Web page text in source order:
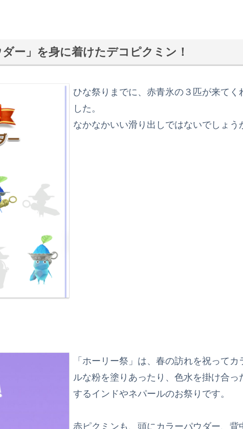
ー」を身に着けたデコピクミン！
ひな祭りまでに、赤青氷の３匹が来てく
した。
なかなかいい滑り出しではないでしょう
「ホーリー祭」は、春の訪れを祝ってカ
ルな粉を塗りあったり、色水を掛け合っ
するインドやネパールのお祭りです。
赤ピクミンも、頭にカラーパウダー、背